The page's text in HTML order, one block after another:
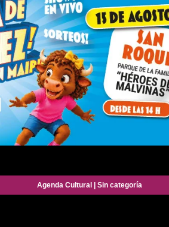
Agenda Cultural| Sin categoría